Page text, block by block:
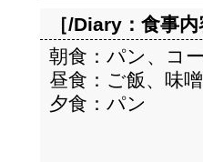
［/Diary： 食事
朝食：パン、コ
昼食：ご飯、味
夕食：パン